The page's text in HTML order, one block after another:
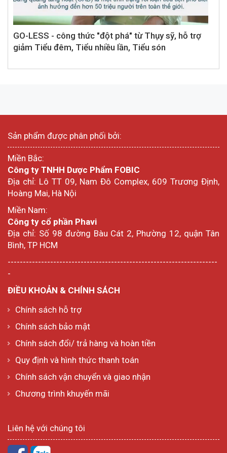
GO-LESS - công thức "đột phá" từ Thụy sỹ, hỗ trợ
giảm Tiểu đêm, Tiểu nhiều lần, Tiểu són
Sản phẩm được phân phối bởi:
Miền Bắc:
Công ty TNHH Dược Phẩm FOBIC
Địa chỉ: Lô TT 09, Nam Đô Complex, 609 Trương Định,
Hoàng Mai, Hà Nội
Miền Nam:
Công ty cổ phần Phavi
Địa chỉ: Số 98 đường Bàu Cát 2, Phường 12, quận Tân
Bình, TP HCM
---------------------------------------------------------------------
-
ĐIỀU KHOẢN & CHÍNH SÁCH
Chính sách hỗ trợ
Chính sách bảo mật
Chính sách đổi/ trả hàng và hoàn tiền
Quy định và hình thức thanh toán
Chính sách vận chuyển và giao nhận
Chương trình khuyến mãi
Liên hệ với chúng tôi